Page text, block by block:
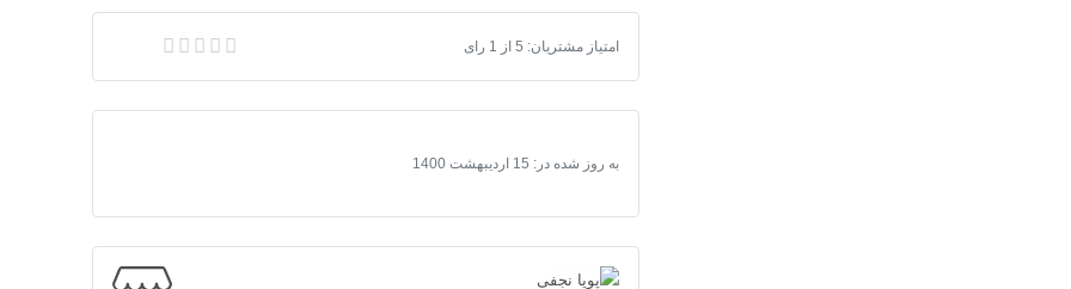
سورس ربات نرخ ارز (نرخ گو)
امتیاز مشتریان: 5 از 1 رای
به روز شده در: 15 اردیبهشت 1400